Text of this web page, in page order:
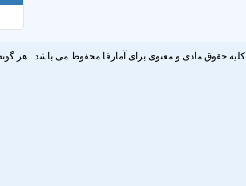
کلیه حقوق مادی و معنوی برای آمارفا محفوظ می باشد . هر